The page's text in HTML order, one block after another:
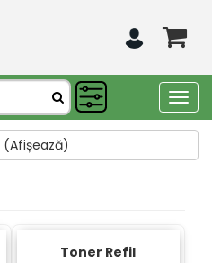
(Afișează)
Toner Refil